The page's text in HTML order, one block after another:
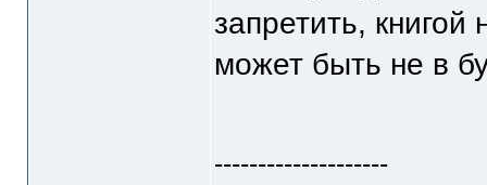
запретить, книгой
может быть не в
--------------------